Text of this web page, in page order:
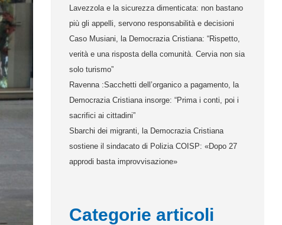
Lavezzola e la sicurezza dimenticata: non bastano
più gli appelli, servono responsabilità e decisioni
Caso Musiani, la Democrazia Cristiana: “Rispetto,
verità e una risposta della comunità. Cervia non sia
solo turismo”
Ravenna :Sacchetti dell’organico a pagamento, la
Democrazia Cristiana insorge: “Prima i conti, poi i
sacrifici ai cittadini”
Sbarchi dei migranti, la Democrazia Cristiana
sostiene il sindacato di Polizia COISP: «Dopo 27
approdi basta improvvisazione»
Categorie articoli